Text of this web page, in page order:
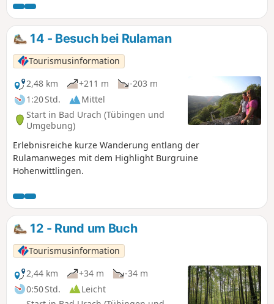
Altbach, Plochingen und Wernau. Danach verlassen Sie das
Neckartal und gelangen über Ötlingen, Kirchheim/Teck und
Jesingen ins Lauter-Tal. Danach entfernen wir uns von der
Lauter/Lindach und passieren Aichelberg am Fuße des
gleichnamigen Berges sowie den Ferienort „Bad Boll”.
Schließlich erreichen wir über Eschenbach und Schlat in
Süßen das Tal der Fils, das wir bis zum Bahnhof Kuchen
hinauffahren.
14 - Besuch bei Rulaman
Tourismusinformation
2,48 km
+211 m
-203 m
1:20 Std.
Mittel
Start in Bad Urach (Tübingen und
Umgebung)
Erlebnisreiche kurze Wanderung entlang der
Rulamanweges mit dem Highlight Burgruine
Hohenwittlingen.
12 - Rund um Buch
Tourismusinformation
2,44 km
+34 m
-34 m
0:50 Std.
Leicht